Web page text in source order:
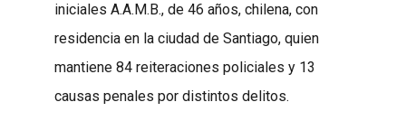
iniciales A.A.M.B., de 46 años, chilena, con
residencia en la ciudad de Santiago, quien
mantiene 84 reiteraciones policiales y 13
causas penales por distintos delitos.